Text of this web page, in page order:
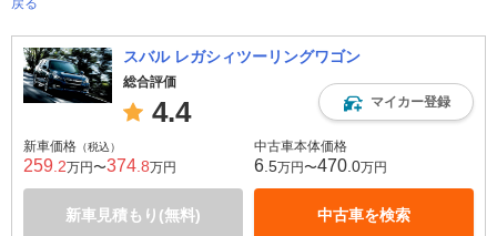
戻る
スバル レガシィツーリングワゴン
総合評価
4.4 マイカー登録
新車価格 （税込）
259 .2万円〜374 .8万円
新車見積もり(無料)
中古車本体価格
6 .5万円〜470 .0万円
中古車を検索